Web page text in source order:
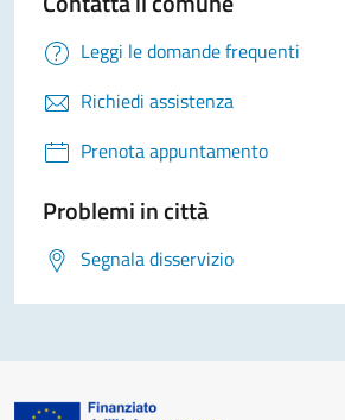
Leggi le domande frequenti
Richiedi assistenza
Prenota appuntamento
Problemi in città
Segnala disservizio